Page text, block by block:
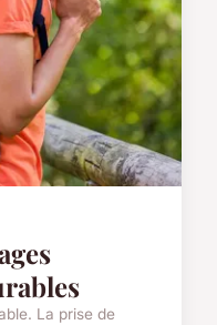
La prise de